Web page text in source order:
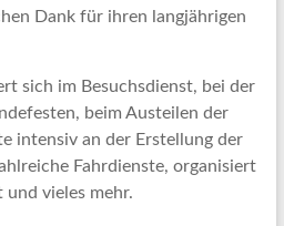
Dank für ihren langjährigen
sich im Besuchsdienst, bei der
beim Austeilen der
intensiv an der Erstellung der
Fahrdienste, organisiert
vieles mehr.